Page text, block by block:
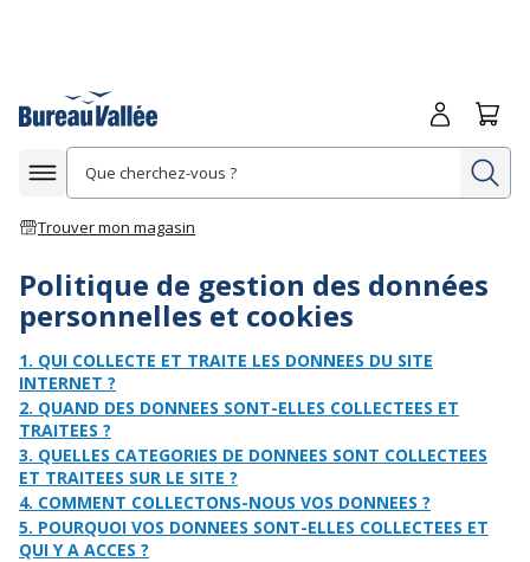
Afficher la navigation
Trouver mon magasin
Me
Politique de gestion des données
personnelles et cookies
1. QUI COLLECTE ET TRAITE LES DONNEES DU SITE
INTERNET ?
2. QUAND DES DONNEES SONT-ELLES COLLECTEES ET
TRAITEES ?
3. QUELLES CATEGORIES DE DONNEES SONT COLLECTEES
ET TRAITEES SUR LE SITE ?
4. COMMENT COLLECTONS-NOUS VOS DONNEES ?
5. POURQUOI VOS DONNEES SONT-ELLES COLLECTEES ET
QUI Y A ACCES ?